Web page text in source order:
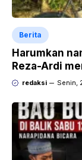
Berita
Harumkan
Reza-Ardi
Audax
redaksi Senin,